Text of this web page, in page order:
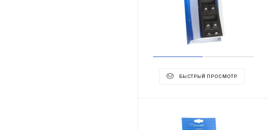
БЫСТРЫЙ ПРОСМОТР